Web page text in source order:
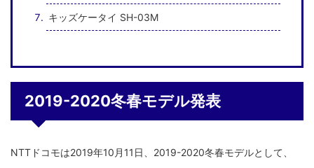
キッズケータイ SH-03M
2019-2020冬春モデル発表
NTTドコモは2019年10月11日、2019-2020冬春モデルとして、